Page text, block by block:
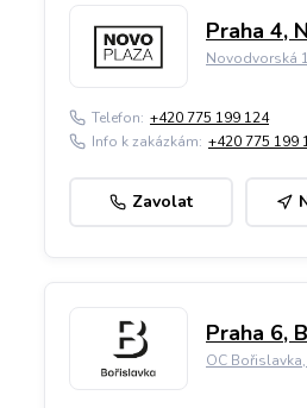
Praha 4,
Novodvorská
Telefon: +420 775 199 124
Info k zakázkám: +420 775 199
Zavolat
Praha 6,
OC